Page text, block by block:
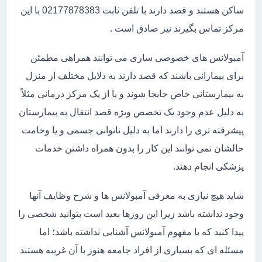
ساکن هستند و قصد دارند با تلفن ثابت 02177878383 با این
مرکز تماس بگیرند نیز صادق است .
آمبولانس های خصوصی ساری می توانند همراهی مطمئن
برای بیمارانی باشند که قصد دارند به دلایل مختلف از منزل
به بیمارستانی خاص جابجا شوند و یا از یک مرکز درمانی مثلاً
به دلیل عدم وجود یک تخصص ویژه قصد انتقال به بیمارستان
پیشرفته تری را دارند اما به دلیل ناتوانی جسمی و یا وخامت
حالشان نمی توانند این کار را بدون همراه داشتن خدمات
پزشکی انجام دهند.
شاید هیچ نیازی به معرفی آمبولانس ها و شرح وظایف آنها
وجود نداشته باشد زیرا این روزها بعید است بتوانید شخصی را
پیدا کنید که با مفهوم آمبولانس آشنایی نداشته باشد؛ اما
مسئله ای که بسیاری از افراد جامعه هنوز با آن غریبه هستند